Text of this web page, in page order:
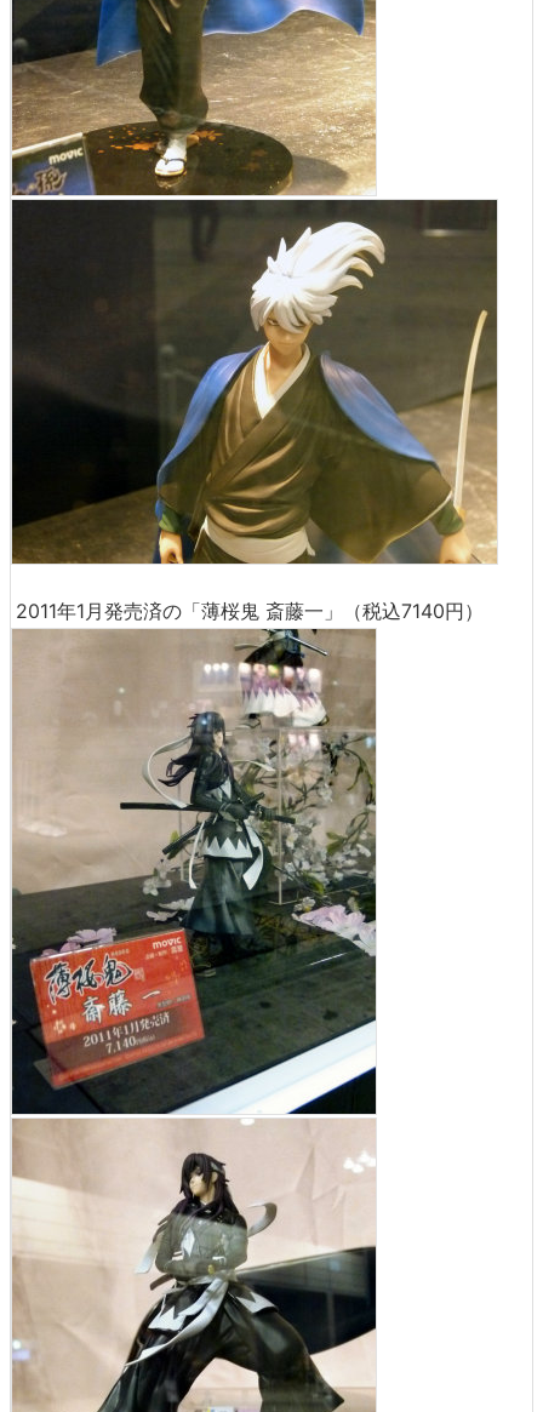
2011年1月発売済の「薄桜鬼 斎藤一」（税込7140円）